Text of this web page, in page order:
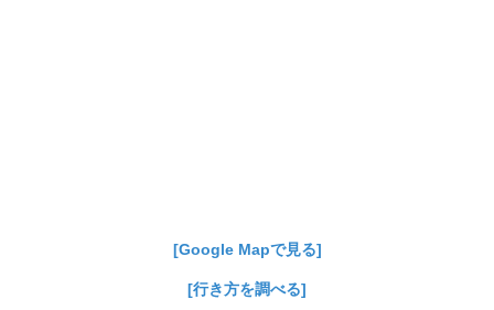
[Google Mapで見る]
[行き方を調べる]